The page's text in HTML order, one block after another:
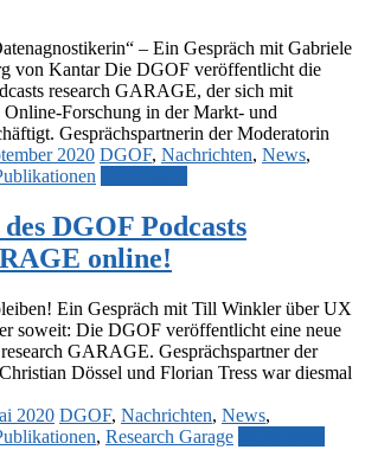
– Ein Gespräch mit Gabriele
von Kantar Die DGOF veröffentlicht die
research GARAGE, der sich mit
Forschung in der Markt- und
Gesprächspartnerin der Moderatorin
2020 DGOF, Nachrichten, News,
DGOF Podcasts
online!
Ein Gespräch mit Till Winkler über UX
soweit: Die DGOF veröffentlicht eine neue
GARAGE. Gesprächspartner der
Dössel und Florian Tress war diesmal
2020 DGOF, Nachrichten, News,
, Research Garage